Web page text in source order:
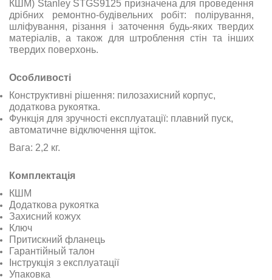
КШМ) Stanley STGS9125 призначена для проведення
дрібних ремонтно-будівельних робіт: полірування,
шліфування, різання і заточення будь-яких твердих
матеріалів, а також для штроблення стін та інших
твердих поверхонь.
Особливості
Конструктивні рішення: пилозахисний корпус,
додаткова рукоятка.
Функція для зручності експлуатації: плавний пуск,
автоматичне відключення щіток.
Вага: 2,2 кг.
Комплектація
КШМ
Додаткова рукоятка
Захисний кожух
Ключ
Притискний фланець
Гарантійный талон
Інструкція з експлуатації
Упаковка